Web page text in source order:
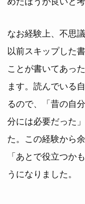
なお経験上、不思
以前スキップした
ことが書いてあっ
ます。読んでいる
るので、「昔の自
分には必要だった
た。この経験から
「あとで役立つか
うになりました。